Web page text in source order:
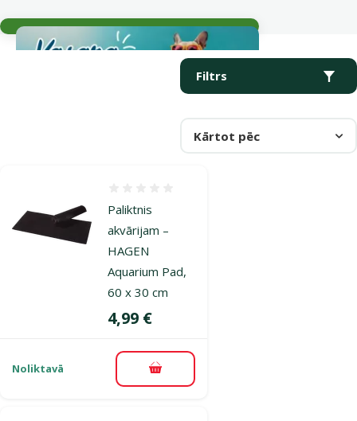
Filtrs
Kārtot pēc
Produkti kategorijā Paklājiņi,paliktņi
Paliktnis
akvārijam –
HAGEN
Aquarium Pad,
60 x 30 cm
Cena
4,99 €
Noliktavā Pievienot grozam